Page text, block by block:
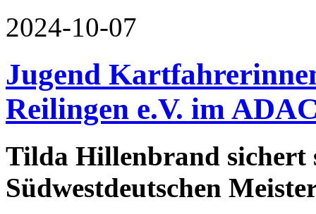
2024-10-07
Jugend
Reilingen e.V. im
Tilda Hillenbrand sichert
Südwestdeutschen